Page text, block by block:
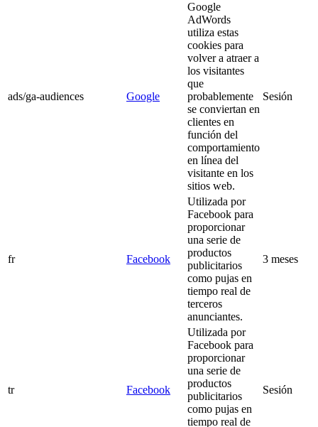
ads/ga-audiences Google
Google
AdWords
utiliza estas
cookies para
volver a atraer a
los visitantes
que
probablemente
se conviertan en
clientes en
función del
comportamiento
en línea del
visitante en los
sitios web.
Sesión
fr Facebook
Utilizada por
Facebook para
proporcionar
una serie de
productos
publicitarios
como pujas en
tiempo real de
terceros
anunciantes.
3 meses
tr Facebook
Utilizada por
Facebook para
proporcionar
una serie de
productos
publicitarios
como pujas en
tiempo real de
Sesión